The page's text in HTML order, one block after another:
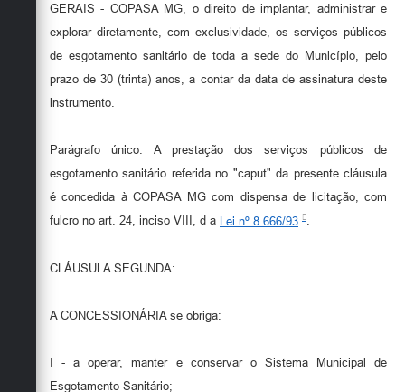
GERAIS - COPASA MG, o direito de implantar, administrar e
explorar diretamente, com exclusividade, os serviços públicos
de esgotamento sanitário de toda a sede do Município, pelo
prazo de 30 (trinta) anos, a contar da data de assinatura deste
instrumento.
Parágrafo único. A prestação dos serviços públicos de
esgotamento sanitário referida no "caput" da presente cláusula
é concedida à COPASA MG com dispensa de licitação, com
fulcro no art. 24, inciso VIII, d a Lei nº 8.666/93 .
CLÁUSULA SEGUNDA:
A CONCESSIONÁRIA se obriga:
I - a operar, manter e conservar o Sistema Municipal de
Esgotamento Sanitário;